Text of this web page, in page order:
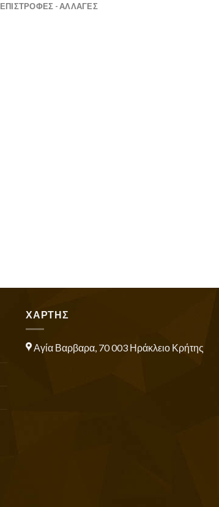
ΕΠΙΣΤΡΟΦΕΣ - ΑΛΛΑΓΕΣ
ΧΑΡΤΗΣ
Αγία Βαρβαρα, 70 003 Ηράκλειο Κρήτης